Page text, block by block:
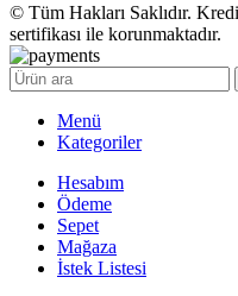
© Tüm Hakları Saklıdır.
sertifikası ile korunmaktadır.
Menü
Kategoriler
Hesabım
Ödeme
Sepet
Mağaza
İstek Listesi